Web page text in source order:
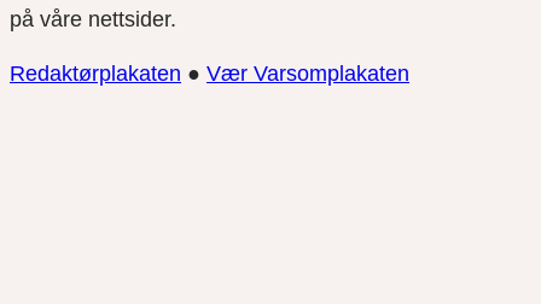
på våre nettsider.
Redaktørplakaten ● Vær Varsomplakaten